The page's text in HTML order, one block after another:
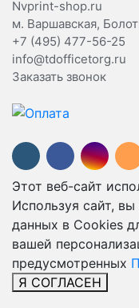
Nvprint-shop.ru
м. Варшавская,
+7 (495) 477-56-25
info@tdofficetorg.ru
Заказать звонок
Этот веб-сайт
Используя сайт,
данных в Cookies
вашей
предусмотренных
Я СОГЛАСЕН